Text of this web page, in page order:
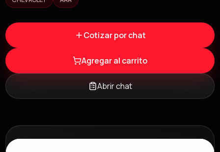
Cotizar por chat
Agregar al carrito
Abrir chat